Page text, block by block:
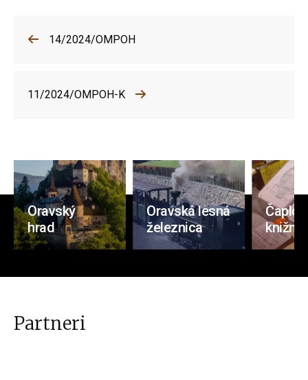
14/2024/OMPOH
11/2024/OMPOH-K
Oravský
hrad
Oravská lesná
železnica
Partneri